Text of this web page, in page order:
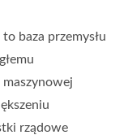
baza przemysłu
rządowe